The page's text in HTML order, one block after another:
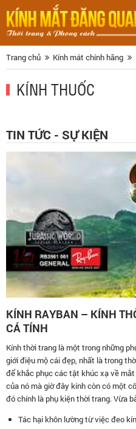
Trang chủ Kính mát chính hãng
KÍNH THUỐC
TIN TỨC - SỰ KIỆN
KÍNH RAYBAN – KÍNH
CÁ TÍNH
Kính thời trang là một trong những
giới điệu mộ cái đẹp, nhất là trong
để khắc phục các tật khúc xạ về
của nó mà giờ đây kính còn có một
đó chính là phụ kiện thời trang. Vừa
Tác hại khôn lường từ việc đeo